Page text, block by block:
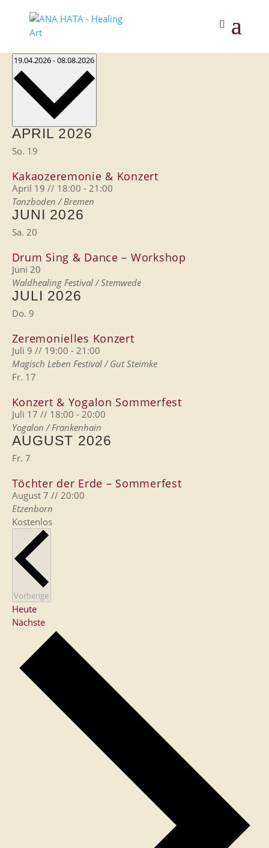
Veranstaltungen
Ansichten-
Navigation
19.04.2026-08.08.2026Datum
APRIL 2026
So. 19
Kakaozeremonie & Konzert
April 19 // 18:00 - 21:00
Tanzboden / Bremen
JUNI 2026
Sa. 20
Drum Sing & Dance – Workshop
Juni 20
Waldhealing Festival / Stemwede
JULI 2026
Do. 9
Zeremonielles Konzert
Juli 9 // 19:00 - 21:00
Magisch Leben Festival / Gut Steimke
Fr. 17
Konzert & Yogalon Sommerfest
Juli 17 // 18:00 - 20:00
Yogalon / Frankenhain
AUGUST 2026
Fr. 7
Töchter der Erde – Sommerfest
August 7 // 20:00
Etzenborn
Kostenlos
VorherigeVeranstaltungen
Heute
NächsteVeranstaltungen